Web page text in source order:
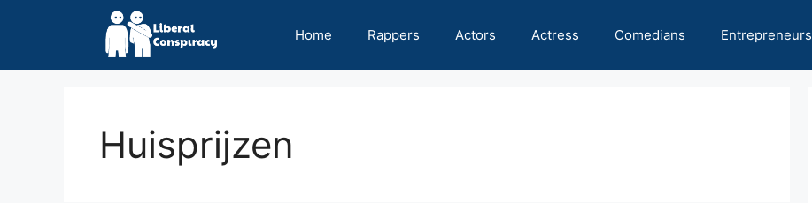
Home Rappers Actors Actress Comedians Entrepreneurs
Huisprijzen